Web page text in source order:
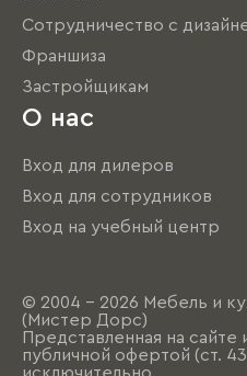
Сотрудничество с
Франшиза
Застройщикам
О нас
Вход для дилеров
Вход для сотрудников
Вход на учебный центр
© 2004 - 2026 Мебель и
(Мистер Дорс)
Представленная на
публичной офертой (ст.